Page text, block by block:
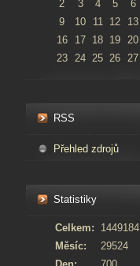
2
3 4 5 6
9
10 11 12 13
16
17 18 19 20
23
24 25 26 27
RSS
Přehled zdrojů
Statistiky
Celkem:
1449184
Měsíc:
29524